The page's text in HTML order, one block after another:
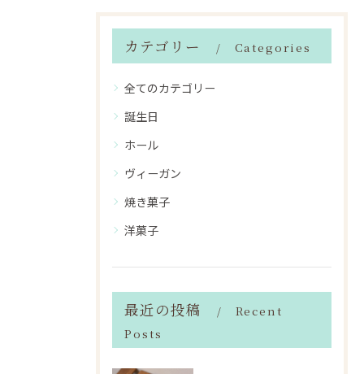
カテゴリー Categories
全てのカテゴリー
誕生日
ホール
ヴィーガン
焼き菓子
洋菓子
最近の投稿
Recent
Posts